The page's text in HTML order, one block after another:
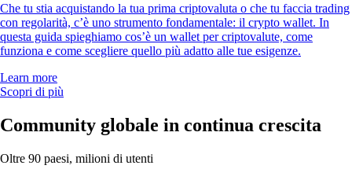
Che tu stia acquistando la tua prima criptovaluta o che tu faccia trading
con regolarità, c’è uno strumento fondamentale: il crypto wallet. In
questa guida spieghiamo cos’è un wallet per criptovalute, come
funziona e come scegliere quello più adatto alle tue esigenze.
Learn more
Scopri di più
Community globale in continua crescita
Oltre 90 paesi, milioni di utenti